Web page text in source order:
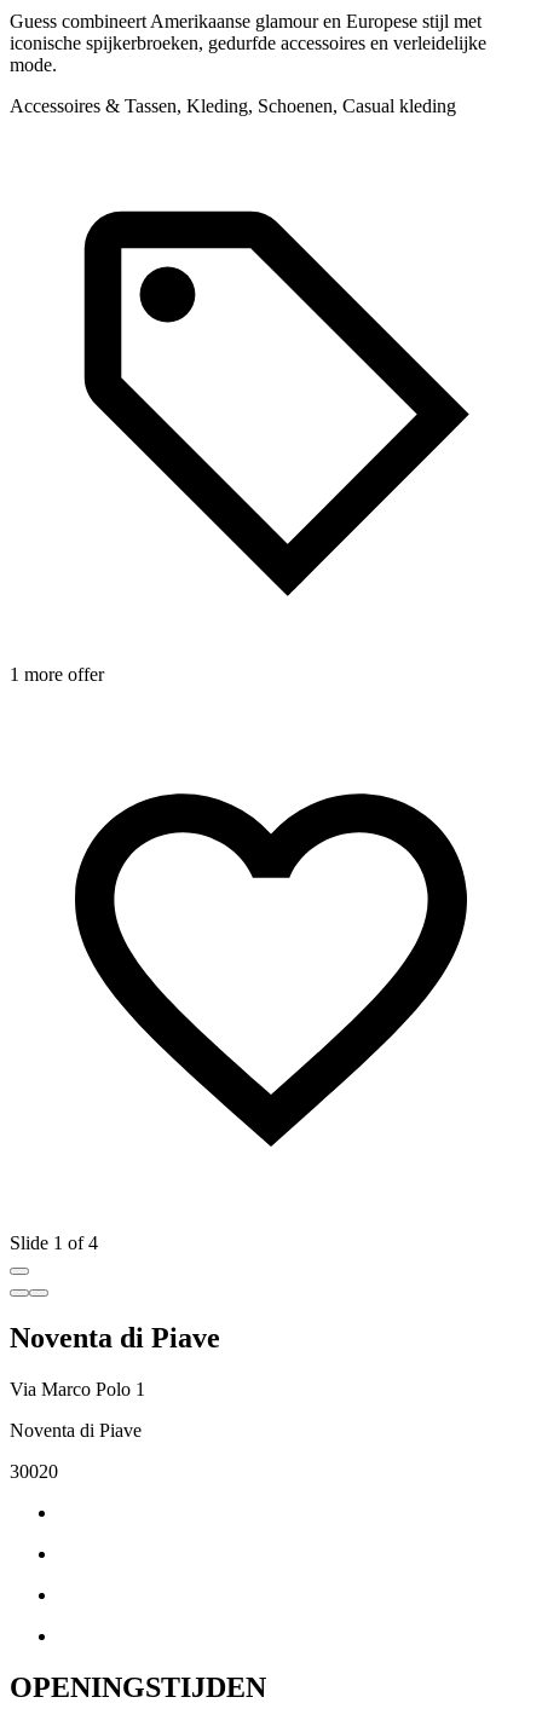
Guess combineert Amerikaanse glamour en Europese stijl met
iconische spijkerbroeken, gedurfde accessoires en verleidelijke
mode.
Accessoires & Tassen, Kleding, Schoenen, Casual kleding
1 more offer
Slide 1 of 4
Noventa di Piave
Via Marco Polo 1
Noventa di Piave
30020
OPENINGSTIJDEN